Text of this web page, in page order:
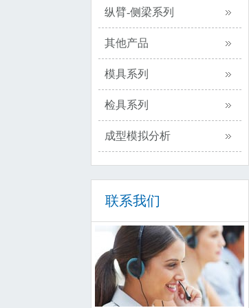
纵臂-侧梁系列
其他产品
模具系列
检具系列
成型模拟分析
联系我们